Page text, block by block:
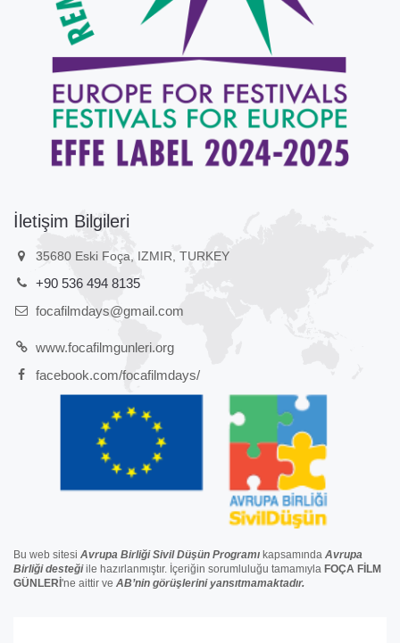
İletişim Bilgileri
35680 Eski Foça, IZMIR, TURKEY
+90 536 494 8135
focafilmdays@gmail.com
www.focafilmgunleri.org
facebook.com/focafilmdays/
Bu web sitesi Avrupa Birliği Sivil Düşün Programı kapsamında Avrupa
Birliğidesteğiile hazırlanmıştır. İçeriğin sorumluluğu tamamıyla FOÇA FİLM
GÜNLERİ 'ne aittir ve AB’nin görüşlerini yansıtmamaktadır.